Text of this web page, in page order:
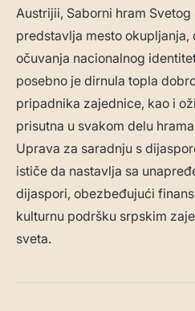
Austrijii, Saborni hram Svetog
predstavlja mesto okupljanja,
očuvanja nacionalnog
posebno je dirnula topla
pripadnika zajednice, kao i
prisutna u svakom delu
Uprava za saradnju s
ističe da nastavlja sa
dijaspori, obezbeđujući
kulturnu podršku srpskim
sveta.